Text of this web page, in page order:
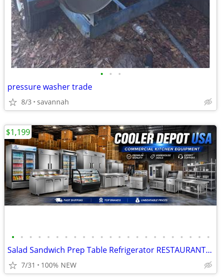
• • •
pressure washer trade
8/3 savannah
• • • • • • • • • • • • • • • • • • • • • • •
Salad Sandwich Prep Table Refrigerator RESTAURANT EQUIPMENT
7/31 100% NEW
$1,199